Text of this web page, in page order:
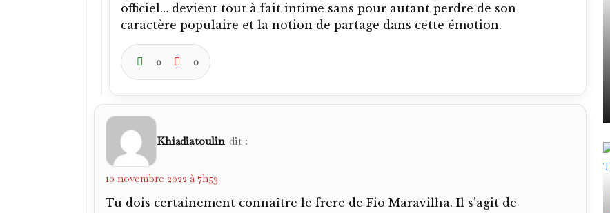
officiel… devient tout à fait intime sans pour autant perdre de son
caractère populaire et la notion de partage dans cette émotion.
0 0
Khiadiatoulin dit :
10 novembre 2022 à 7h53
Tu dois certainement connaître le frere de Fio Maravilha. Il s’agit de